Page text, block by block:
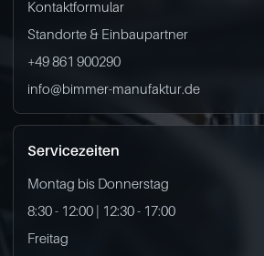
Kontaktformular
Standorte & Einbaupartner
+49 861 900290
info@bimmer-manufaktur.de
Servicezeiten
Montag bis Donnerstag
8:30 - 12:00 | 12:30 - 17:00
Freitag